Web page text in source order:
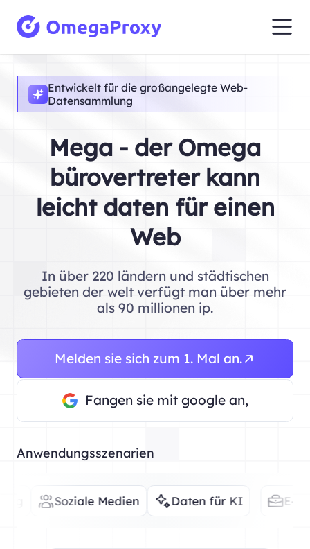
Entwickelt für die großangelegte Web-
Datensammlung
Mega - der Omega
bürovertreter kann
leicht daten für einen
Web
In über 220 ländern und städtischen
gebieten der welt verfügt man über mehr
als 90 millionen ip.
Melden sie sich zum 1. Mal an.
Fangen sie mit google an,
Anwendungsszenarien
Soziale Medien Daten für KI E-Commerce